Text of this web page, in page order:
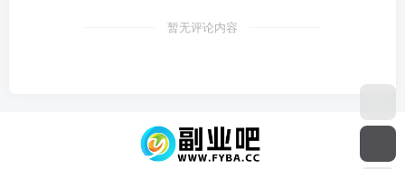
暂无评论内容